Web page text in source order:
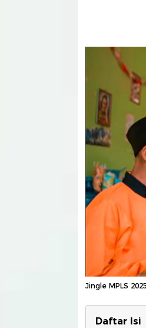
Jingle MPLS
Daftar Isi